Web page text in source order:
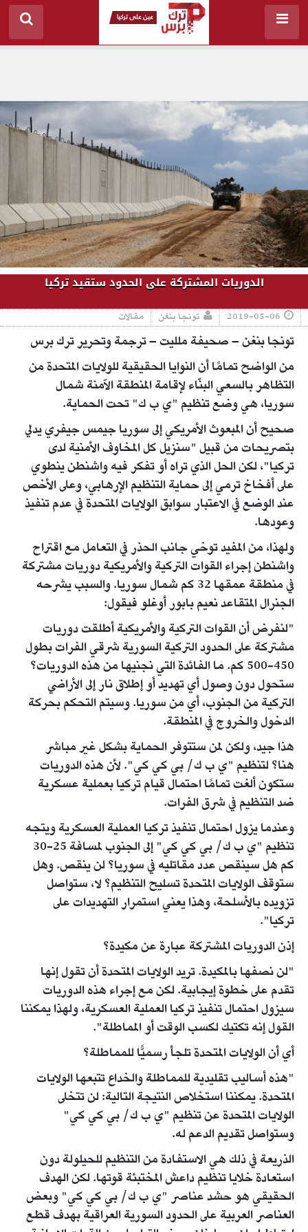
الدوريات المشتركة على الحدود ستقيد تركيا
2019-05-06 تونجا بنغن مقالات
تونجا بنغن – صحيفة ملليت – ترجمة وتحرير ترك برس
من الواضح تمامًا أن النوايا الحقيقية للولايات المتحدة من
التظاهر بالسعي البنّاء لإقامة المنطقة الآمنة شمال
سوريا، هي وضع تنظيم "ي ب ك" تحت الحماية.
صحيح أن المبعوث الأمريكي إلى سوريا جيمس جيفري يدلي
بتصريحات من قبيل "سنزيل كل المخاوف الأمنية لدى
تركيا"، لكن الحل الذي تراه أو تفكر فيه واشنطن ينطوي
على أفخاخ ترمي إلى حماية التنظيم الإرهابي، وعلى الأخص
عند الوضع في الاعتبار سوابق الولايات المتحدة في عدم تنفيذ
وعودها.
ولهذا، من المفيد توخي جانب الحذر في التعامل مع اقتراح
واشنطن إجراء القوات التركية والأمريكية دوريات مشتركة
في منطقة عمقها 32 كم شمال سوريا. والسبب يشرحه
الجنرال المتقاعد نعيم بابور أوغلو فيقول:
"لنفرض أن القوات التركية والأمريكية أطلقت دوريات
مشتركة على الحدود التركية السورية شرقي الفرات بطول
450-500 كم. ما الفائدة التي نجنيها من هذه الدوريات؟
ستحول دون وصول أي تهديد أو إطلاق نار إلى الأراضي
التركية من الجنوب، أي من سوريا. وسيتم التحكم بحركة
الدخول والخروج في المنطقة.
هذا جيد، ولكن لمن ستتوفر الحماية بشكل غير مباشر
هنا؟ لتنظيم "ي ب ك/ بي كي كي". لأن هذه الدوريات
ستكون ألغت تمامًا احتمال قيام تركيا بعملية عسكرية
ضد التنظيم في شرق الفرات.
وعندما يزول احتمال تنفيذ تركيا العملية العسكرية ويتجه
تنظيم "ي ب ك/ بي كي كي" إلى الجنوب لمسافة 25-30
كم هل سينقص عدد مقاتليه في سوريا؟ لن ينقص. وهل
ستوقف الولايات المتحدة تسليح التنظيم؟ لا، ستواصل
تزويده بالأسلحة، وهذا يعني استمرار التهديدات على
تركيا".
إذن الدوريات المشتركة عبارة عن مكيدة؟
"لن نصفها بالمكيدة. تريد الولايات المتحدة أن تقول إنها
تقدم على خطوة إيجابية. لكن مع إجراء هذه الدوريات
سيزول احتمال تنفيذ تركيا العملية العسكرية، ولهذا يمكننا
القول إنه تكتيك لكسب الوقت أو المماطلة".
أي أن الولايات المتحدة تلجأ رسميًّا للمماطلة؟
"هذه أساليب تقليدية للمماطلة والخداع تتبعها الولايات
المتحدة. يمكننا استخلاص النتيجة التالية: لن تتخلى
الولايات المتحدة عن تنظيم "ي ب ك/ بي كي كي"
وستواصل تقديم الدعم له.
الذريعة في ذلك هي الاستفادة من التنظيم للحيلولة دون
استعادة خلايا تنظيم داعش المختبئة قوتها. لكن الهدف
الحقيقي هو حشد عناصر "ي ب ك/ بي كي كي" وبعض
العناصر العربية على الحدود السورية العراقية بهدف قطع